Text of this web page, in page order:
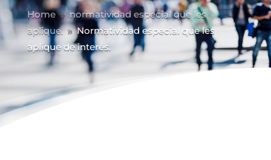
Home 9 normatividad especial que les
aplique. 9 Normatividad especial que les
aplique de interés.